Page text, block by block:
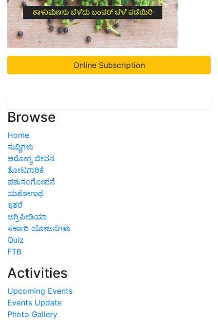
Online Subscription
Browse
Home
ಸುದ್ದಿಗಳು
ಆರೋಗ್ಯ ಜೀವನ
ತೋಟಗಾರಿಕೆ
ಪಶುಸಂಗೋಪನೆ
ಯಶೋಗಾಥೆ
ಇತರೆ
ಅಗ್ರಿಪೀಡಿಯಾ
ಸರ್ಕಾರಿ ಯೋಜನೆಗಳು
Quiz
FTB
Activities
Upcoming Events
Events Update
Photo Gallery